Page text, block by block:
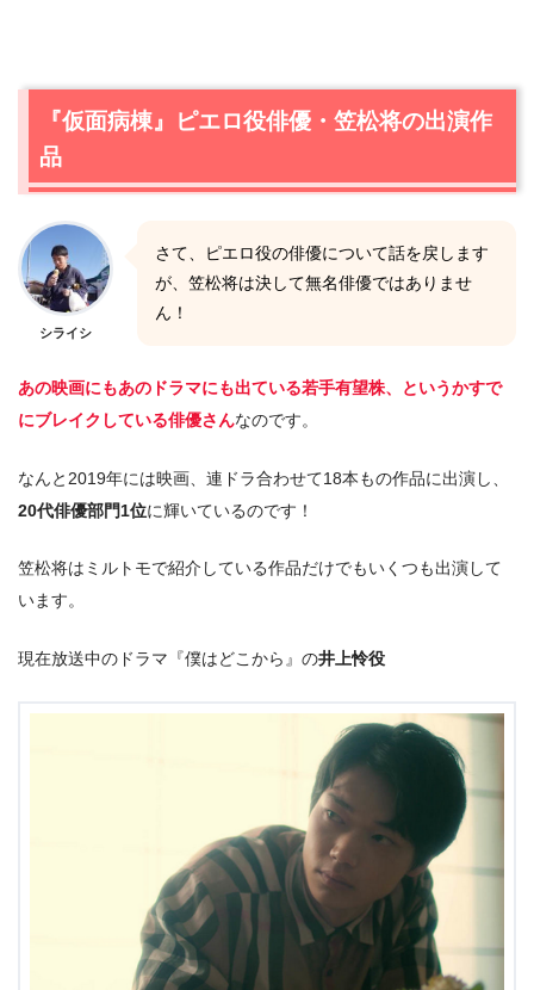
『仮面病棟』ピエロ役俳優・笠松将の出演作
品
シライシ
さて、ピエロ役の俳優について話を戻します
が、笠松将は決して無名俳優ではありませ
ん！
あの映画にもあのドラマにも出ている若手有望株、というかすで
にブレイクしている俳優さんなのです。
なんと2019年には映画、連ドラ合わせて18本もの作品に出演し、
20代俳優部門1位に輝いているのです！
笠松将はミルトモで紹介している作品だけでもいくつも出演して
います。
現在放送中のドラマ『僕はどこから』の井上怜役